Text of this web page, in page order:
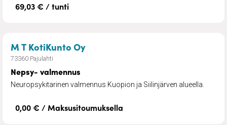
69,03 € / tunti
M T KotiKunto Oy– Nepsy- valmennus
73360 Pajulahti
Nepsy- valmennus
Neuropsykitarinen valmennus Kuopion ja Siilinjärven alueella.
0,00 € / Maksusitoumuksella